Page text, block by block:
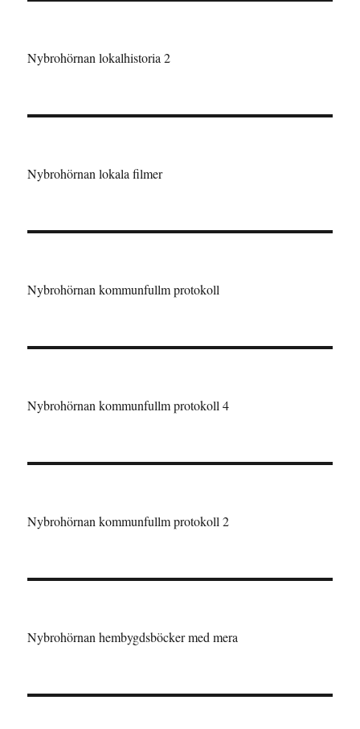
Nybrohörnan lokalhistoria 2
Nybrohörnan lokala filmer
Nybrohörnan kommunfullm protokoll
Nybrohörnan kommunfullm protokoll 4
Nybrohörnan kommunfullm protokoll 2
Nybrohörnan hembygdsböcker med mera